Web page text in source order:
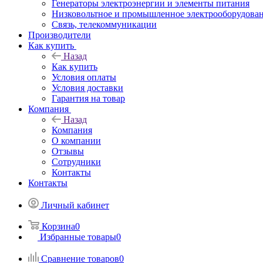
Генераторы электроэнергии и элементы питания
Низковольтное и промышленное
Связь, телекоммуникации
Производители
Как купить
Назад
Как купить
Условия оплаты
Условия доставки
Гарантия на товар
Компания
Назад
Компания
О компании
Отзывы
Сотрудники
Контакты
Контакты
Личный кабинет
Корзина0
Избранные товары0
Сравнение товаров0